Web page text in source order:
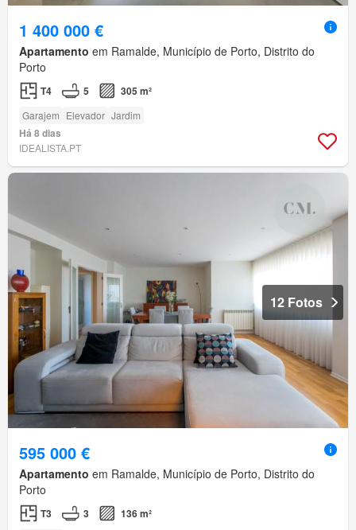
1 400 000 €
Apartamento em Ramalde, Município de Porto, Distrito do
Porto
T4 5 305 m²
Garajem Elevador Jardim
Há 8 dias
IDEALISTA.PT
12 Fotos
595 000 €
Apartamento em Ramalde, Município de Porto, Distrito do
Porto
T3 3 136 m²